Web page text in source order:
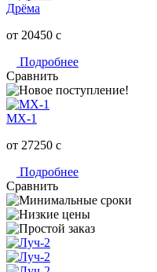
Дрёма
от 20450 c
Подробнее
Сравнить
МХ-1
от 27250 c
Подробнее
Сравнить